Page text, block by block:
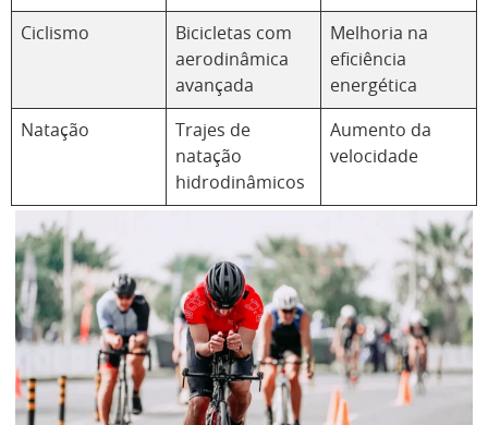
Ciclismo
Bicicletas com
aerodinâmica
avançada
Melhoria na
eficiência
energética
Natação
Trajes de
natação
hidrodinâmicos
Aumento da
velocidade